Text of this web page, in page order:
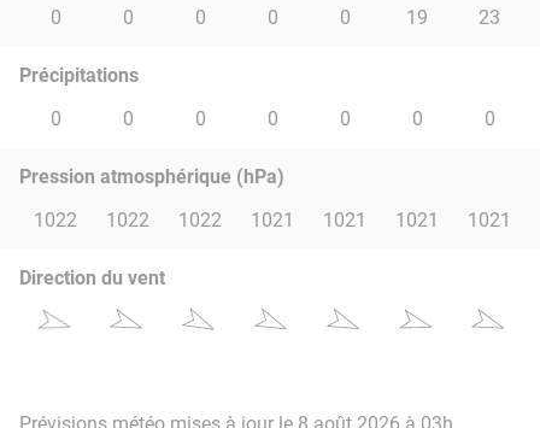
0
0 0 0 0 19 23
Précipitations
0
0 0 0 0 0 0
Pression atmosphérique (hPa)
1022
1022 1022 1021 1021 1021 1021
Direction du vent